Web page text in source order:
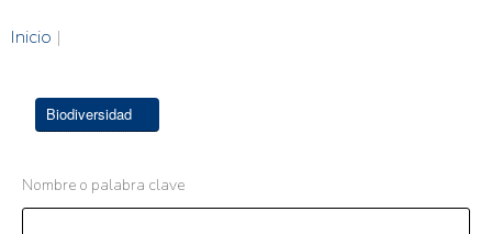
Inicio |
Biodiversidad
Nombre o palabra clave